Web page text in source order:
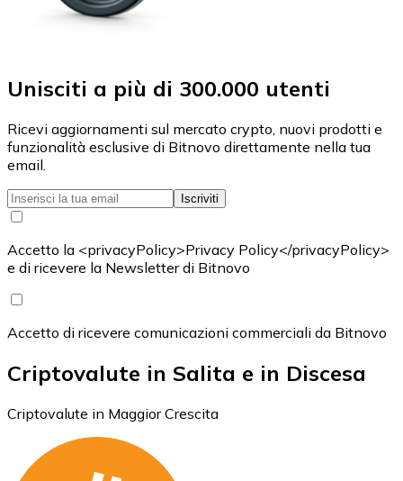
Unisciti a più di 300.000 utenti
Ricevi aggiornamenti sul mercato crypto, nuovi prodotti e
funzionalità esclusive di Bitnovo direttamente nella tua
email.
Iscriviti
Accetto la <privacyPolicy>Privacy Policy</privacyPolicy>
e di ricevere la Newsletter di Bitnovo
Accetto di ricevere comunicazioni commerciali da Bitnovo
Criptovalute in Salita e in Discesa
Criptovalute in Maggior Crescita